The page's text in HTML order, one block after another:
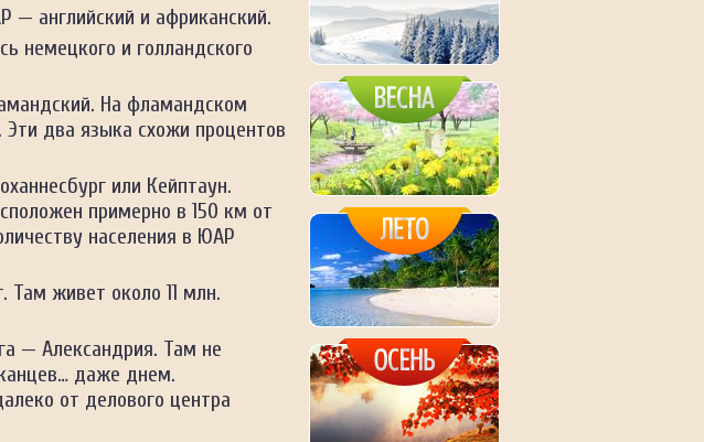
— английский и африканский.
немецкого и голландского
На фламандском
Эти два языка схожи процентов
или Кейптаун.
примерно в 150 км от
населения в ЮАР
Там живет около 11 млн.
— Александрия. Там не
даже днем.
от делового центра